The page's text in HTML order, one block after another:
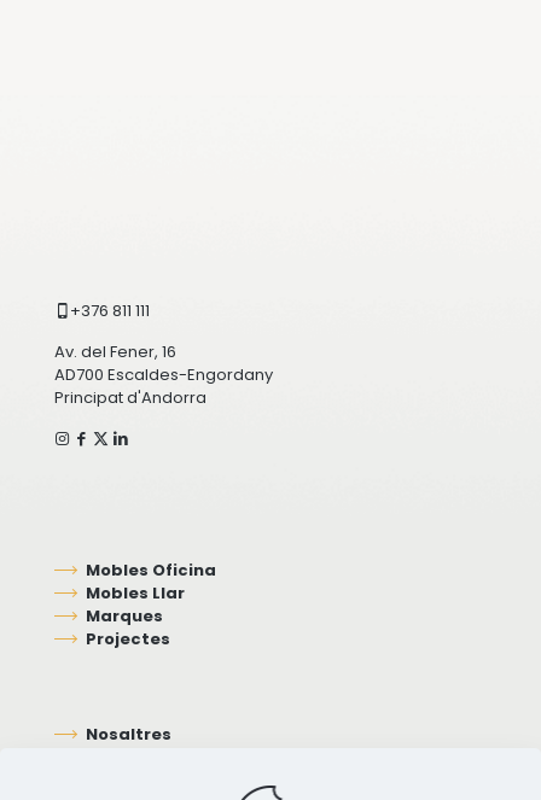
+376 811 111
Av. del Fener, 16
AD700 Escaldes-Engordany
Principat d'Andorra
Mobles Oficina
Mobles Llar
Marques
Projectes
Nosaltres